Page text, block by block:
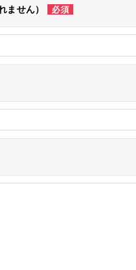
ません） 必須